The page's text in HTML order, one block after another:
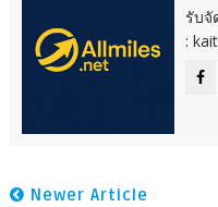
รับจั
:
Newer Article